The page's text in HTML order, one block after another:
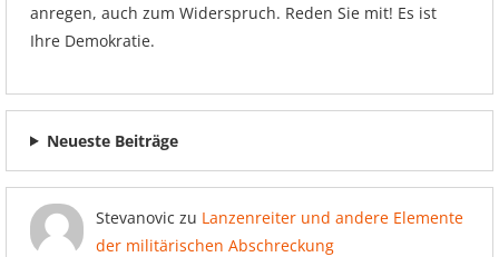
anregen, auch zum Widerspruch. Reden Sie mit! Es ist
Ihre Demokratie.
Neueste Beiträge
Stevanovic zu Lanzenreiter und andere Elemente
der militärischen Abschreckung